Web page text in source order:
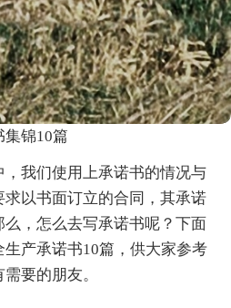
集锦10篇
我们使用上承诺书的情况与
求以书面订立的合同，其承诺
，怎么去写承诺书呢？下面
产承诺书10篇，供大家参考
要的朋友。